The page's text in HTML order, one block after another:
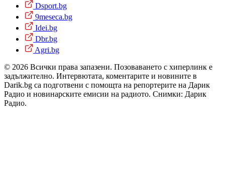
Dsport.bg
9meseca.bg
Idei.bg
Dbr.bg
Agri.bg
© 2026 Всички права запазени. Позоваването с хиперлинк е
задължително. Интервютата, коментарите и новините в
Darik.bg са подготвени с помощта на репортерите на Дарик
Радио и новинарските емисии на радиото. Снимки: Дарик
Радио.